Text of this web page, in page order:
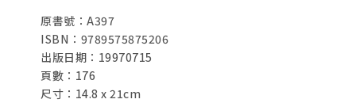
原書號：A397
ISBN：9789575875206
出版日期：19970715
頁數：176
尺寸：14.8 x 21cm